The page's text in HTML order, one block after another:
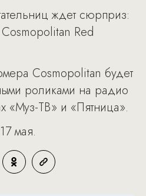
ждет сюрприз:
Red
Cosmopolitan будет
роликами на радио
«Муз-ТВ» и «Пятница».
мая.